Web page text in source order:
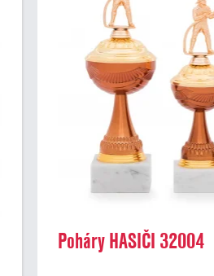
Poháry HASIČI 32004